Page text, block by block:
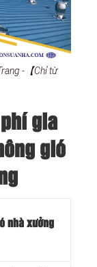
-【Chỉ từ
gia
gió
nhà xưởng